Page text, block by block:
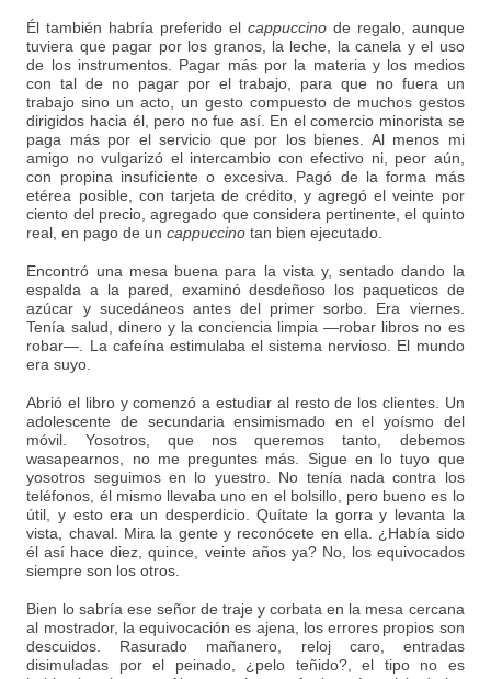
Él también habría preferido el cappuccinode regalo, aunque
tuviera que pagar por los granos, la leche, la canela y el uso
de los instrumentos. Pagar más por la materia y los medios
con tal de no pagar por el trabajo, para que no fuera un
trabajo sino un acto, un gesto compuesto de muchos gestos
dirigidos hacia él, pero no fue así. En el comercio minorista se
paga más por el servicio que por los bienes. Al menos mi
amigo no vulgarizó el intercambio con efectivo ni, peor aún,
con propina insuficiente o excesiva. Pagó de la forma más
etérea posible, con tarjeta de crédito, y agregó el veinte por
ciento del precio, agregado que considera pertinente, el quinto
real, en pago de uncappuccino tan bien ejecutado.
Encontró una mesa buena para la vista y, sentado dando la
espalda a la pared, examinó desdeñoso los paqueticos de
azúcar y sucedáneos antes del primer sorbo. Era viernes.
Tenía salud, dinero y la conciencia limpia —robar libros no es
robar—. La cafeína estimulaba el sistema nervioso. El mundo
era suyo.
Abrió el libro y comenzó a estudiar al resto de los clientes. Un
adolescente de secundaria ensimismado en el yoísmo del
móvil. Yosotros, que nos queremos tanto, debemos
wasapearnos, no me preguntes más. Sigue en lo tuyo que
yosotros seguimos en lo yuestro. No tenía nada contra los
teléfonos, él mismo llevaba uno en el bolsillo, pero bueno es lo
útil, y esto era un desperdicio. Quítate la gorra y levanta la
vista, chaval. Mira la gente y reconócete en ella. ¿Había sido
él así hace diez, quince, veinte años ya? No, los equivocados
siempre son los otros.
Bien lo sabría ese señor de traje y corbata en la mesa cercana
al mostrador, la equivocación es ajena, los errores propios son
descuidos. Rasurado mañanero, reloj caro, entradas
disimuladas por el peinado, ¿pelo teñido?, el tipo no es